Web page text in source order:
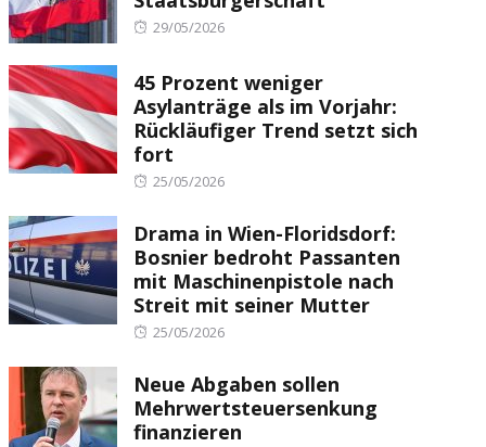
Posted
29/05/2026
45 Prozent weniger
Asylanträge als im Vorjahr:
Rückläufiger Trend setzt sich
fort
Posted
25/05/2026
Drama in Wien-Floridsdorf:
Bosnier bedroht Passanten
mit Maschinenpistole nach
Streit mit seiner Mutter
Posted
25/05/2026
Neue Abgaben sollen
Mehrwertsteuersenkung
finanzieren